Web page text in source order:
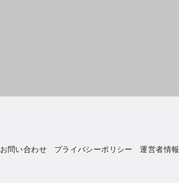
お問い合わせ プライバシーポリシー 運営者情報